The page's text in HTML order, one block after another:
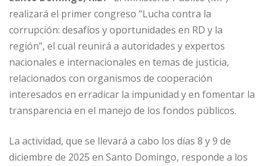
c
e
b
o
o
k
ai
l
k
e
dI
n
at
s
A
p
p
ss
e
n
g
e
r
m
p
ar
ti
r
realizará el primer congreso “Lucha contra la
corrupción: desafíos y oportunidades en RD y la
región”, el cual reunirá a autoridades y expertos
nacionales e internacionales en temas de justicia,
relacionados con organismos de cooperación
interesados en erradicar la impunidad y en fomentar la
transparencia en el manejo de los fondos públicos.
La actividad, que se llevará a cabo los días 8 y 9 de
diciembre de 2025 en Santo Domingo, responde a los